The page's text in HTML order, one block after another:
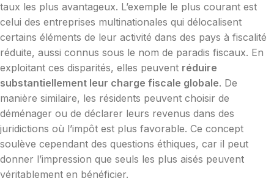
taux les plus avantageux. L’exemple le plus courant est
celui des entreprises multinationales qui délocalisent
certains éléments de leur activité dans des pays à fiscalité
réduite, aussi connus sous le nom de paradis fiscaux. En
exploitant ces disparités, elles peuvent réduire
substantiellement leur charge fiscale globale. De
manière similaire, les résidents peuvent choisir de
déménager ou de déclarer leurs revenus dans des
juridictions où l’impôt est plus favorable. Ce concept
soulève cependant des questions éthiques, car il peut
donner l’impression que seuls les plus aisés peuvent
véritablement en bénéficier.